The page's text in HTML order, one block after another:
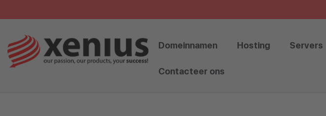
Domeinnamen Hosting Servers
Contacteer ons